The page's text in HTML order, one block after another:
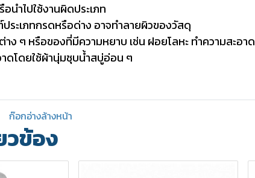
นำไปใช้งานผิดประเภท
ระเภทกรดหรือด่าง อาจทำลายผิวของวัสดุ
ง ๆ หรือของที่มีความหยาบ เช่น ฝอยโลหะ ทำความสะอาด
ดโดยใช้ผ้านุ่มชุบน้ำสบู่อ่อน ๆ
ก๊อกอ่างล้างหน้า
วข้อง